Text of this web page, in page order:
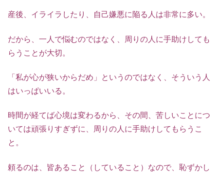
産後、イライラしたり、自己嫌悪に陥る人は非常に多い。
だから、一人で悩むのではなく、周りの人に手助けしても
らうことが大切。
「私が心が狭いからだめ」というのではなく、そういう人
はいっぱいいる。
時間が経てば心境は変わるから、その間、苦しいことにつ
いては頑張りすぎずに、周りの人に手助けしてもらうこ
と。
頼るのは、皆あること（していること）なので、恥ずかし